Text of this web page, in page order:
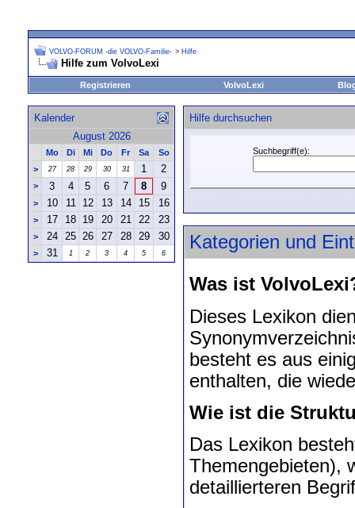
VOLVO-FORUM -die VOLVO-Familie- > Hilfe
Hilfe zum VolvoLexi
Registrieren VolvoLexi
Kalender
August 2026
Mo Di Mi Do Fr Sa
So
>
27 28 29 30 31 1 2
> 3 4 5 6 7 8 9
> 10 11 12 13 14 15 16
> 17 18 19 20 21 22 23
> 24 25 26 27 28 29 30
> 31 1 2 3 4 5 6
Hilfe durchsuchen
Suchbegriff(e):
Kategorien und
Was ist
Dieses Lexikon
besteht es aus
enthalten, die
Wie ist die
Das Lexikon
Themengebieten),
detaillierteren